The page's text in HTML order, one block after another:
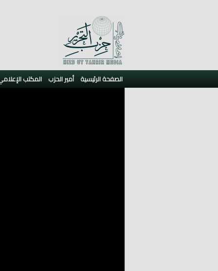
الصفحة الرئيسية أمير الحزب المكتب